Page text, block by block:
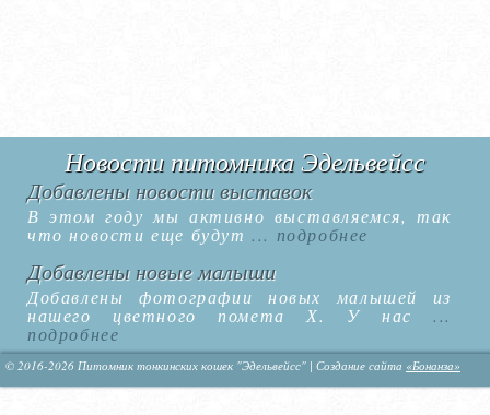
Новости питомника Эдельвейсс
Добавлены новости выставок
В этом году мы активно выставляемся, так
что новости еще будут ... подробнее
Добавлены новые малыши
Добавлены фотографии новых малышей из
нашего цветного помета Х. У нас ...
подробнее
© 2016-2026 Питомник тонкинских кошек "Эдельвейсс" | Создание сайта «Бонанза»